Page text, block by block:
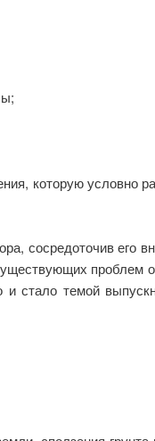
которую условно
сосредоточив его
проблем
стало темой